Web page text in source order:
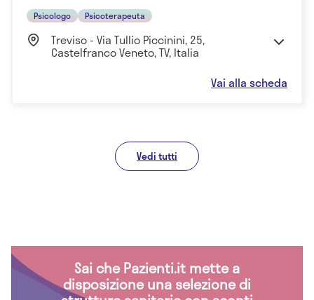
Psicologo Psicoterapeuta
Treviso - Via Tullio Piccinini, 25,
Castelfranco Veneto, TV, Italia
Vai alla scheda
Vedi tutti
Sai che Pazienti.it mette a
disposizione una selezione di